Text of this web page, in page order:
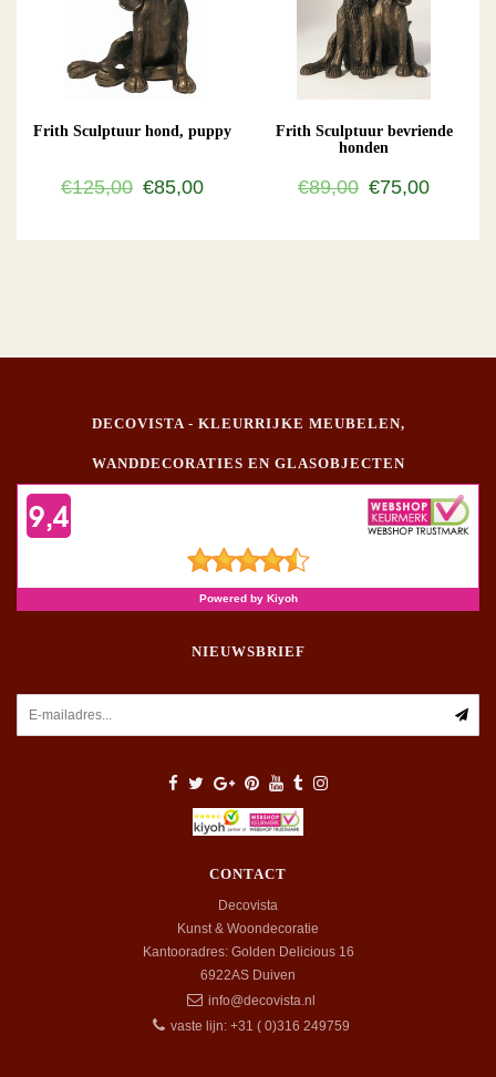
Frith Sculptuur hond, puppy
€125,00 €85,00
Frith Sculptuur bevriende
honden
€89,00 €75,00
DECOVISTA - KLEURRIJKE MEUBELEN,
WANDDECORATIES EN GLASOBJECTEN
NIEUWSBRIEF
CONTACT
Decovista
Kunst & Woondecoratie
Kantooradres: Golden Delicious 16
6922AS Duiven
info@decovista.nl
vaste lijn: +31 ( 0)316 249759